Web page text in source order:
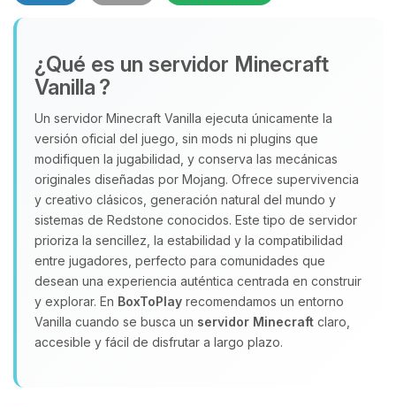
¿Qué es un servidor Minecraft
Vanilla ?
Un servidor Minecraft Vanilla ejecuta únicamente la
versión oficial del juego, sin mods ni plugins que
modifiquen la jugabilidad, y conserva las mecánicas
originales diseñadas por Mojang. Ofrece supervivencia
y creativo clásicos, generación natural del mundo y
sistemas de Redstone conocidos. Este tipo de servidor
prioriza la sencillez, la estabilidad y la compatibilidad
entre jugadores, perfecto para comunidades que
desean una experiencia auténtica centrada en construir
y explorar. En BoxToPlay recomendamos un entorno
Vanilla cuando se busca un servidor Minecraft claro,
accesible y fácil de disfrutar a largo plazo.
Yupi, por fin alguien con quien
hablar! Soy Choupy, tu pequeno
asistente de BoxToPlay. Cuentame
que necesitas y moveré mis
pequenos circuitos para ayudarte.
09/08/2026 15:43